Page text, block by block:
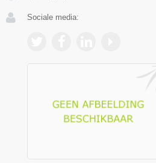
Sociale media: